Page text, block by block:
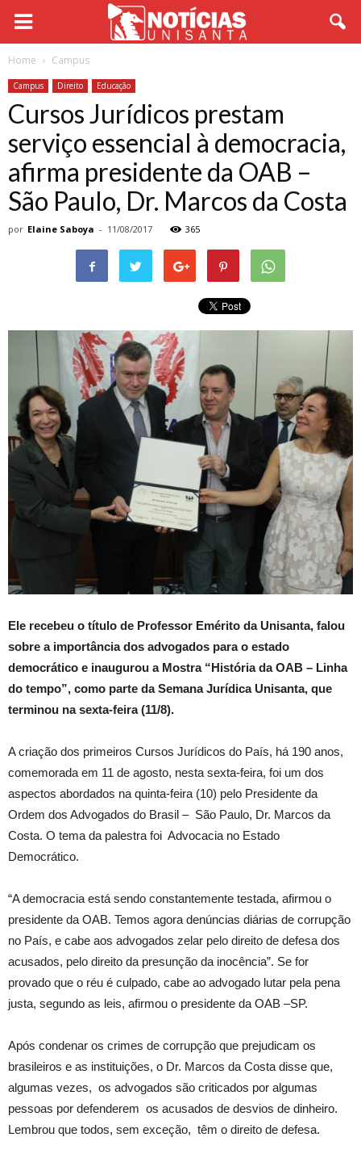
Home Campus
Campus Direito Educação
Cursos Jurídicos prestam
serviço essencial à democracia,
afirma presidente da OAB –
São Paulo, Dr. Marcos da Costa
por Elaine Saboya - 11/08/2017 365
Ele recebeu o título de Professor Emérito da Unisanta, falou
sobre a importância dos advogados para o estado
democrático e inaugurou a Mostra “História da OAB – Linha
do tempo”, como parte da Semana Jurídica Unisanta, que
terminou na sexta-feira (11/8).
A criação dos primeiros Cursos Jurídicos do País, há 190 anos,
comemorada em 11 de agosto, nesta sexta-feira, foi um dos
aspectos abordados na quinta-feira (10) pelo Presidente da
Ordem dos Advogados do Brasil – São Paulo, Dr. Marcos da
Costa. O tema da palestra foi Advocacia no Estado
Democrático.
“A democracia está sendo constantemente testada, afirmou o
presidente da OAB. Temos agora denúncias diárias de corrupção
no País, e cabe aos advogados zelar pelo direito de defesa dos
acusados, pelo direito da presunção da inocência”. Se for
provado que o réu é culpado, cabe ao advogado lutar pela pena
justa, segundo as leis, afirmou o presidente da OAB –SP.
Após condenar os crimes de corrupção que prejudicam os
brasileiros e as instituições, o Dr. Marcos da Costa disse que,
algumas vezes, os advogados são criticados por algumas
pessoas por defenderem os acusados de desvios de dinheiro.
Lembrou que todos, sem exceção, têm o direito de defesa.